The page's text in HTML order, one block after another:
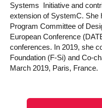
Systems Initiative and
extension of SystemC. She
Program Committee of
European Conference
conferences. In 2019, she
Foundation (F-Si) and Co-
March 2019, Paris, France.